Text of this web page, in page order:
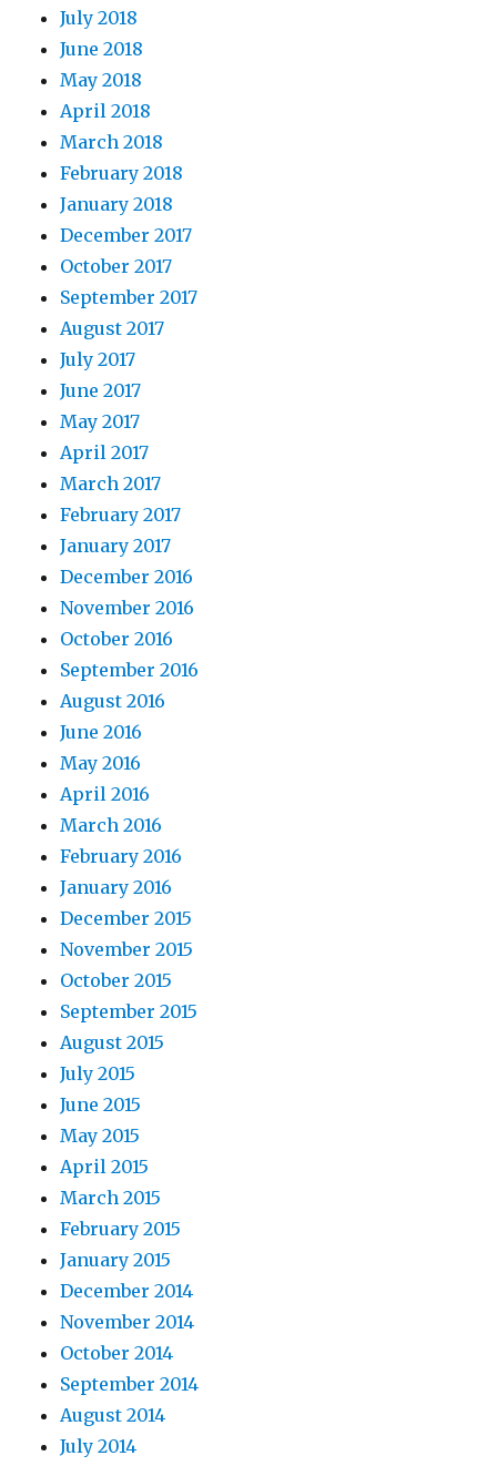
July 2018
June 2018
May 2018
April 2018
March 2018
February 2018
January 2018
December 2017
October 2017
September 2017
August 2017
July 2017
June 2017
May 2017
April 2017
March 2017
February 2017
January 2017
December 2016
November 2016
October 2016
September 2016
August 2016
June 2016
May 2016
April 2016
March 2016
February 2016
January 2016
December 2015
November 2015
October 2015
September 2015
August 2015
July 2015
June 2015
May 2015
April 2015
March 2015
February 2015
January 2015
December 2014
November 2014
October 2014
September 2014
August 2014
July 2014